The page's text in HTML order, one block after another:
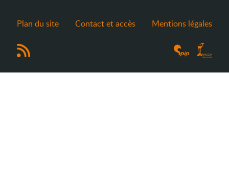
Plan du site Contact et accès Mentions légales